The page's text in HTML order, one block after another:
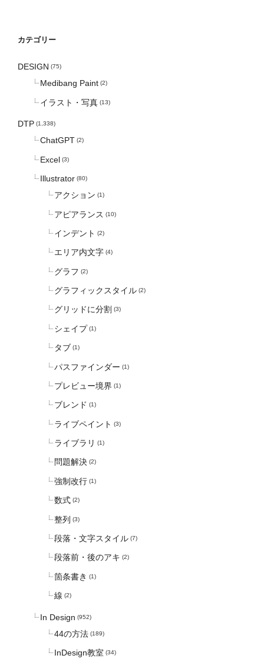
カテゴリー
DESIGN (75)
Medibang Paint (2)
イラスト・写真 (13)
DTP (1,338)
ChatGPT (2)
Excel (3)
Illustrator (80)
アクション (1)
アピアランス (10)
インデント (2)
エリア内文字 (4)
グラフ (2)
グラフィックスタイル (2)
グリッドに分割 (3)
シェイプ (1)
タブ (1)
パスファインダー (1)
プレビュー境界 (1)
ブレンド (1)
ライブペイント (3)
ライブラリ (1)
問題解決 (2)
強制改行 (1)
数式 (2)
整列 (3)
段落・文字スタイル (7)
段落前・後のアキ (2)
箇条書き (1)
線 (2)
In Design (952)
44の方法 (189)
InDesign教室 (34)